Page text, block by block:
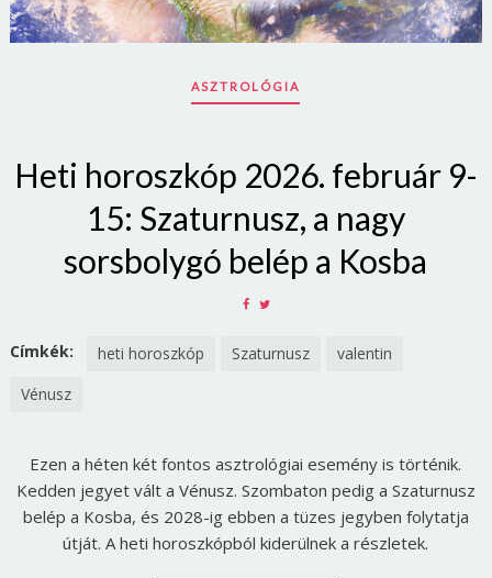
ASZTROLÓGIA
Heti horoszkóp 2026. február 9-
15: Szaturnusz, a nagy
sorsbolygó belép a Kosba
SHARE
FACEBOOK
Címkék: heti horoszkóp Szaturnusz
valentin
Vénusz
Ezen a héten két fontos asztrológiai esemény is történik.
Kedden jegyet vált a Vénusz. Szombaton pedig a Szaturnusz
belép a Kosba, és 2028-ig ebben a tüzes jegyben folytatja
útját. A heti horoszkópból kiderülnek a részletek.